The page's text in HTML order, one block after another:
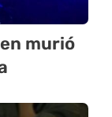
murió